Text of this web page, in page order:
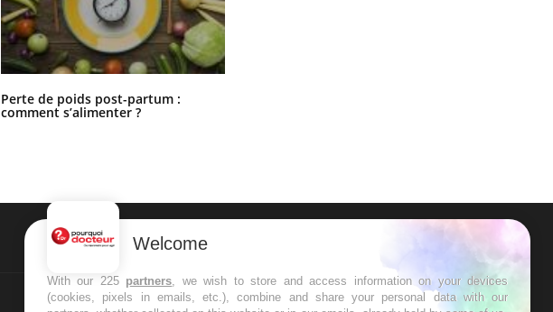
Perte de poids post-partum :
comment s’alimenter ?
NEWSLETTER
Recevez toutes les semaines les meilleures
Welcome
With our 225 partners, we wish to store and access information on your devices
(cookies, pixels in emails, etc.), combine and share your personal data with our